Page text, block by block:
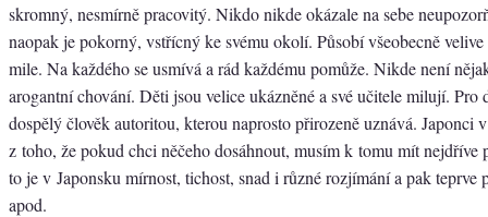
skromný, nesmírně pracovitý. Nikdo nikde okázale na sebe
naopak je pokorný, vstřícný ke svému okolí. Působí všeobecně
mile. Na každého se usmívá a rád každému pomůže. Nikde není
arogantní chování. Děti jsou velice ukázněné a své učitele milují. Pro
dospělý člověk autoritou, kterou naprosto přirozeně uznává. Japonci
z toho, že pokud chci něčeho dosáhnout, musím k tomu mít nejdříve
to je v Japonsku mírnost, tichost, snad i různé rozjímání a pak teprve
apod.